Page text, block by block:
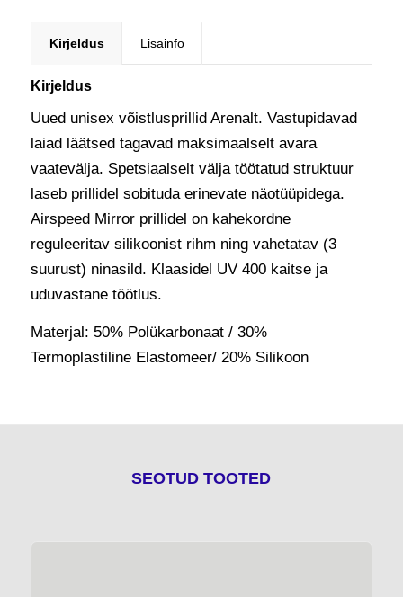
Kirjeldus Lisainfo
Kirjeldus
Uued unisex võistlusprillid Arenalt. Vastupidavad
laiad läätsed tagavad maksimaalselt avara
vaatevälja. Spetsiaalselt välja töötatud struktuur
laseb prillidel sobituda erinevate näotüüpidega.
Airspeed Mirror prillidel on kahekordne
reguleeritav silikoonist rihm ning vahetatav (3
suurust) ninasild. Klaasidel UV 400 kaitse ja
uduvastane töötlus.
Materjal: 50% Polükarbonaat / 30%
Termoplastiline Elastomeer/ 20% Silikoon
SEOTUD TOOTED